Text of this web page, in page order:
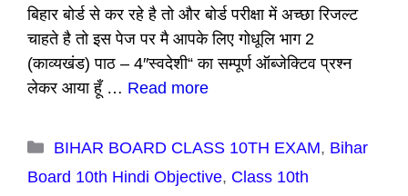
बिहार बोर्ड से कर रहे है तो और बोर्ड परीक्षा में अच्छा रिजल्ट
चाहते है तो इस पेज पर मै आपके लिए गोधूलि भाग 2
(काव्यखंड) पाठ – 4″स्वदेशी“ का सम्पूर्ण ऑब्जेक्टिव प्रश्न
लेकर आया हूँ … Read more
Categories
BIHAR BOARD CLASS 10TH EXAM, Bihar
Board 10th Hindi Objective, Class 10th